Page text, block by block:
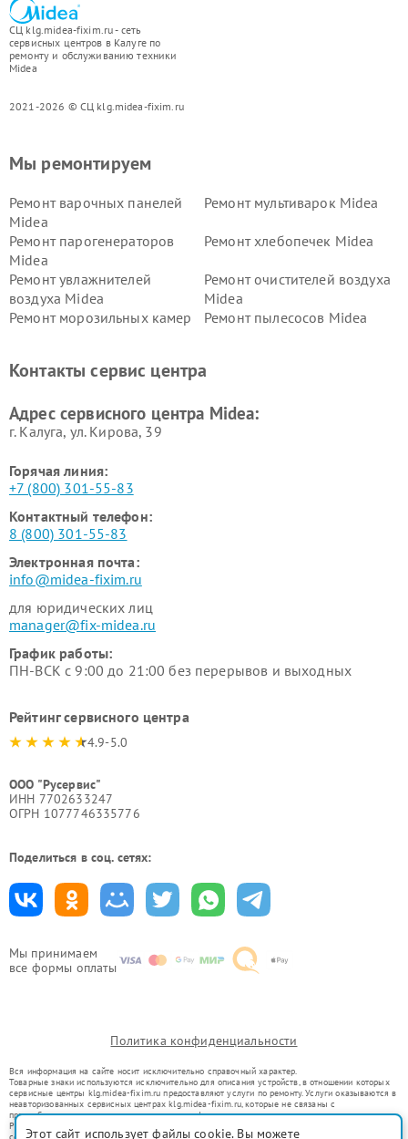
СЦ klg.midea-fixim.ru - сеть
сервисных центров в Калуге по
ремонту и обслуживанию техники
Midea
2021-2026 © СЦ klg.midea-fixim.ru
Мы принимаем
все формы оплаты
Мы ремонтируем
Ремонт варочных панелей
Midea
Ремонт мультиварок Midea
Ремонт парогенераторов
Midea
Ремонт хлебопечек Midea
Ремонт увлажнителей
воздуха Midea
Ремонт очистителей воздуха
Midea
Ремонт морозильных камер
Ремонт пылесосов Midea
пылесосов Midea
Midea
Контакты сервис центра
Адрес сервисного центра Midea:
г. Калуга, ул. Кирова, 39
Горячая линия:
+7 (800) 301-55-83
Контактный телефон:
8 (800) 301-55-83
Электронная почта:
info@midea-fixim.ru
для юридических лиц
manager@fix-midea.ru
График работы:
ПН-ВСК с 9:00 до 21:00 без перерывов и выходных
Рейтинг сервисного центра
4.9-5.0
ООО "Русервис"
ИНН 7702633247
ОГРН 1077746335776
Поделиться в соц. сетях:
Политика конфиденциальности
Вся информация на сайте носит исключительно справочный характер.
Товарные знаки используются исключительно для описания устройств, в отношении которых
сервисные центры klg.midea-fixim.ru предоставляют услуги по ремонту. Услуги оказываются в
неавторизованных сервисных центрах klg.midea-fixim.ru, которые не связаны с
правообладателями товарных знаков или их официальными представителями.
Ремонт осуществляется для устройств, уже введенных в гражданский оборот в соответствии
Этот сайт использует файлы cookie. Вы можете